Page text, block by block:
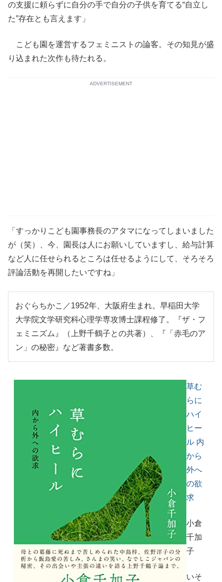
の支援に頼らずに自分の手で自分の子供を育てる“自立し
た”存在とも言えます」
こども園を運営するフェミニストの論客。その知見が盛
り込まれた次作も待たれる。
ADVERTISEMENT
「すっかりこども園事務長のアタマになってしまいました
が（笑）、今、園長は人にお願いしていますし、給与計算
など人に任せられるところは任せるようにして、そろそろ
評論活動を再開したいですね」
おぐらちかこ／1952年、大阪府生まれ。早稲田大学
大学院文学研究科心理学専攻博士課程修了。『ザ・フ
ェミニズム』（上野千鶴子との共著）、『「赤毛のア
ン」の秘密』など著書多数。
草む
らに
ハイ
ヒー
ル 内
から
外へ
の欲
求
小倉
千加
子
いそ